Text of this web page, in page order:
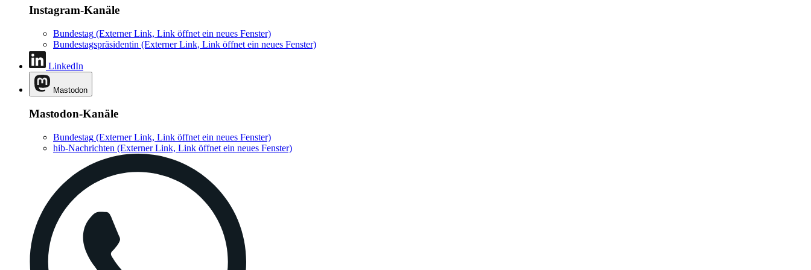
Instagram-Kanäle
Bundestag (Externer Link, Link öffnet ein neues Fenster)
Bundestagspräsidentin (Externer Link, Link öffnet ein neues Fenster)
LinkedIn
Mastodon
Mastodon-Kanäle
Bundestag (Externer Link, Link öffnet ein neues Fenster)
hib-Nachrichten (Externer Link, Link öffnet ein neues Fenster)